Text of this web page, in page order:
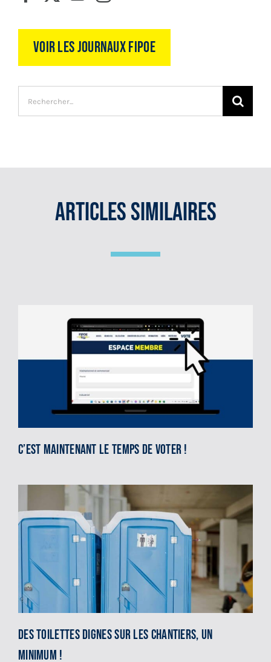
Voir les journaux FIPOE
Recherche
sur
Articles Similaires
C’est maintenant le temps de voter !
Des toilettes dignes sur les chantiers, un
minimum !